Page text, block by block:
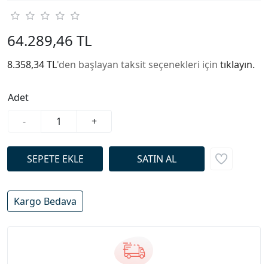
64.289,46 TL
8.358,34 TL'den başlayan taksit seçenekleri için tıklayın.
Adet
-
+
Kargo Bedava